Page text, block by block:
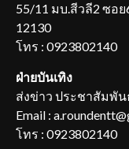
55/11 มบ.สีวลี2 ซอ
12130
โทร : 0923802140
ฝ่ายบันเทิง
ส่งข่าว ประชาสัมพั
Email :
โทร : 0923802140